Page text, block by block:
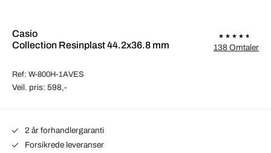
Casio
Collection Resinplast 44.2x36.8 mm
Ref: W-800H-1AVES
138 Omtaler
Veil. pris: 598,-
2 år forhandlergaranti
Forsikrede leveranser